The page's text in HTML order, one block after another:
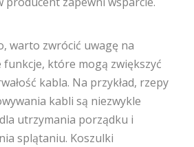
warto zwrócić uwagę na
które mogą zwiększyć
kabla. Na przykład, rzepy
kabli są niezwykle
utrzymania porządku i
splątaniu. Koszulki